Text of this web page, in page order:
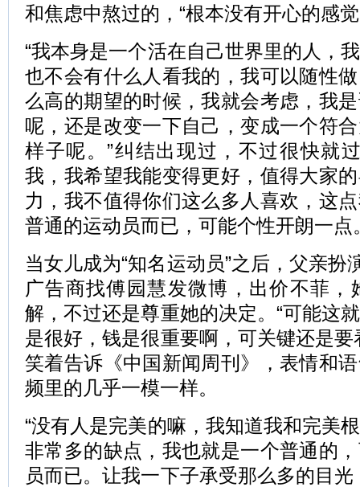
和焦虑中熬过的，“根本没有开心的感
“我本身是一个活在自己世界里的人，
也不会有什么人看我的，我可以随性
么高的期望的时候，我就会考虑，我
呢，还是改变一下自己，变成一个符
样子呢。”纠结出现过，不过很快就
我，我希望我能变得更好，值得大家
力，我不值得你们这么多人喜欢，这
普通的运动员而已，可能个性开朗一点
当女儿成为“知名运动员”之后，父亲扮
广告商找傅园慧发微博，出价不菲，
解，不过还是尊重她的决定。“可能这
是很好，钱是很重要啊，可关键还是
笑着告诉《中国新闻周刊》，表情和
频里的几乎一模一样。
“没有人是完美的嘛，我知道我和完美
非常多的缺点，我也就是一个普通的
员而已。让我一下子承受那么多的目